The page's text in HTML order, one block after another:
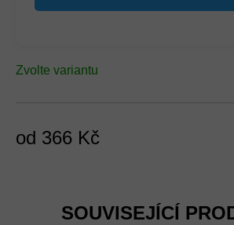
od 366 Kč
Zvolte variantu
SOUVISEJÍCÍ